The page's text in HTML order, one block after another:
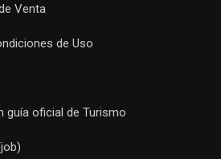
Venta
de Uso
guía oficial de Turismo